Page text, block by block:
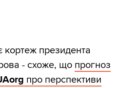
кортеж президента
- схоже, що прогноз
про перспективи